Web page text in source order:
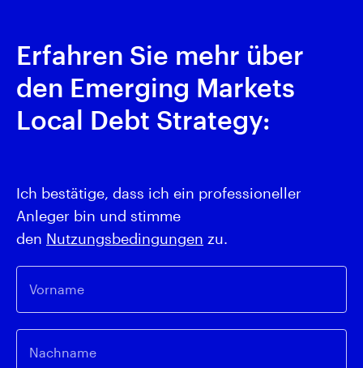
Erfahren Sie mehr über
den Emerging Markets
Local Debt Strategy:
Ich bestätige, dass ich ein professioneller
Anleger bin und stimme
den Nutzungsbedingungen zu.
Vorname
Nachname